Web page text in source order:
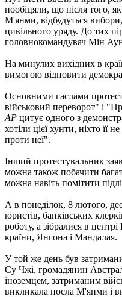
пообіцяли, що після того,
М'янми, відбудуться
цивільного уряду. До тих
головнокомандувач Мін
На минулих вихідних в
вимогою відновити
Основними гаслами
військовий переворот" і
AP цитує одного з
хотіли цієї хунти, ніхто її
проти неї".
Інший протестувальник
можна також побачити
можна навіть помітити
А в понеділок, 8 лютого,
юристів, банківських
роботу, а зібралися в
країни, Янгона і Мандалая.
У той же день був
Су Чжі, громадянин
іноземцем, затриманим
викликала посла М'янми і